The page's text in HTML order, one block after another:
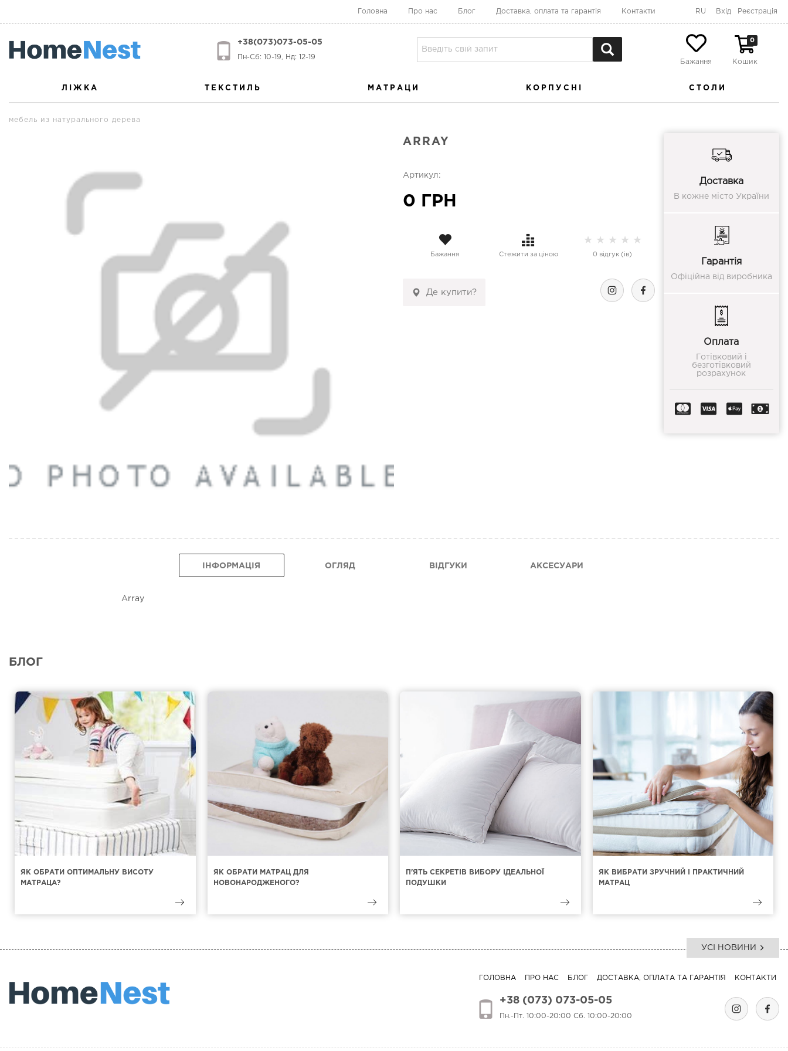
Головна Про нас Блог Доставка, оплата та гарантія Контакти RU Вхід Реєстрація
+38(073)073-05-05
Пн-Сб: 10-19, Нд: 12-19
Бажання
0
Кошик
ЛІЖКА ТЕКСТИЛЬ МАТРАЦИ КОРПУСНІ СТОЛИ
мебель из натурального дерева
ARRAY
Артикул:
0 ГРН
Бажання Стежити за ціною
★ ★ ★ ★ ★
0 відгук (ів)
Де купити?
Доставка
В кожне місто України
Гарантія
Офіційна від виробника
Оплата
Готівковий і
безготівковий
розрахунок
ІНФОРМАЦІЯ ОГЛЯД ВІДГУКИ АКСЕСУАРИ
Array
БЛОГ
ЯК ОБРАТИ ОПТИМАЛЬНУ ВИСОТУ
МАТРАЦА?
ЯК ОБРАТИ МАТРАЦ ДЛЯ
НОВОНАРОДЖЕНОГО?
П'ЯТЬ СЕКРЕТІВ ВИБОРУ ІДЕАЛЬНОЇ
ПОДУШКИ
ЯК ВИБРАТИ ЗРУЧНИЙ І ПРАКТИЧНИЙ
МАТРАЦ
УСІ НОВИНИ
ГОЛОВНА ПРО НАС БЛОГ ДОСТАВКА, ОПЛАТА ТА ГАРАНТІЯ КОНТАКТИ
+38 (073) 073-05-05
Пн.-Пт. 10:00-20:00 Сб. 10:00-20:00